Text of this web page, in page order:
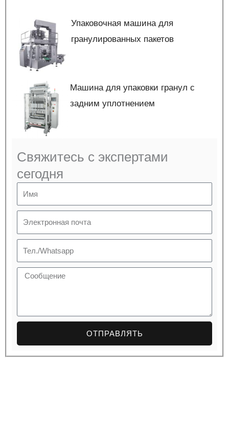
Упаковочная машина для
гранулированных пакетов
Машина для упаковки гранул с
задним уплотнением
Свяжитесь с экспертами
сегодня
Имя
Электронная
почта
Телефон
Сообщение
ОТПРАВЛЯТЬ